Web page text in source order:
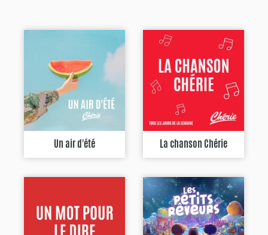
Un air d'été La chanson Chérie